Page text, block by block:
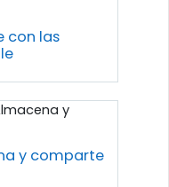
con las
y comparte